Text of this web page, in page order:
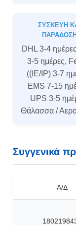
ΣΥΣΚΕΥΉ
ΠΑΡΆΔΟΣΗ
DHL 3-4
3-5 ημέρες,
((IE/IP) 3-7
EMS 7-15
UPS 3-5
Θάλασσα /
Συγγενικά
Α/Δ